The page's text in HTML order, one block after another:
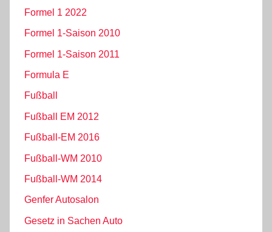
Formel 1 2022
Formel 1-Saison 2010
Formel 1-Saison 2011
Formula E
Fußball
Fußball EM 2012
Fußball-EM 2016
Fußball-WM 2010
Fußball-WM 2014
Genfer Autosalon
Gesetz in Sachen Auto